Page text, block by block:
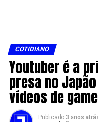
COTIDIANO
Youtuber é a
presa no
vídeos de
Publicado 3 anos